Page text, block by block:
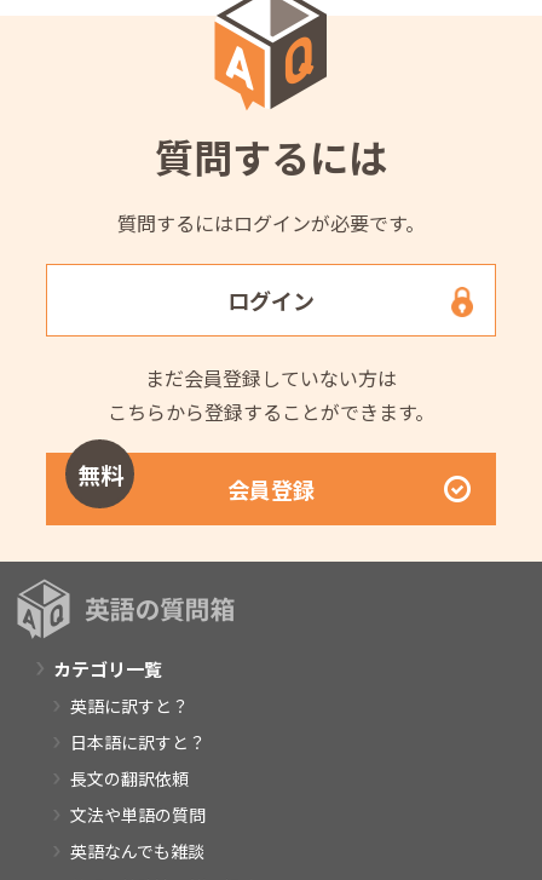
質問するには
質問するにはログインが必要です。
ログイン
まだ会員登録していない方は
こちらから登録することができます。
無料 会員登録
カテゴリ一覧
英語に訳すと？
日本語に訳すと？
長文の翻訳依頼
文法や単語の質問
英語なんでも雑談